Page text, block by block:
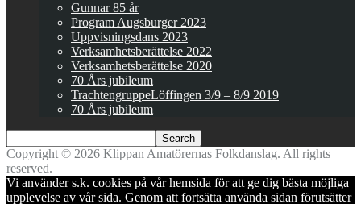
Gunnar 85 år
Program Augsburger 2023
Uppvisningsdans 2023
Verksamhetsberättelse 2022
Verksamhetsberättelse 2020
70 Års jubileum
TrachtengruppeLöffingen 3/9 – 8/9 2019
70 Års jubileum
Copyright © 2026 Klippan Amatörernas Folkdanslag. All rights
reserved.
Vi använder s.k. cookies på vår hemsida för att ge dig bästa möjliga
upplevelse av vår sida. Genom att fortsätta använda sidan förutsätter